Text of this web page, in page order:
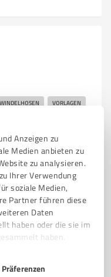
Anzeigen zu
Medien anbieten zu
zu analysieren.
Ihrer Verwendung
soziale Medien,
Partner führen diese
Daten
haben oder die sie im
haben.
Präferenzen
WINDELHOSEN VORLAGEN
Quellen)